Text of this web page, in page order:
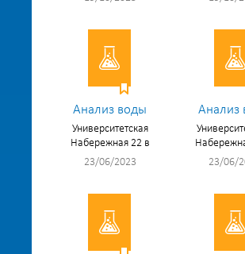
Анализ воды
Университетская
Набережная 22 в
23/06/2023
Анализ
23/06/